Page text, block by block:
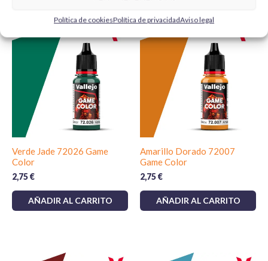
Política de cookiesPolítica de privacidadAviso legal
Productos relacionados
Verde Jade 72026 Game
Color
2,75€
AÑADIR AL CARRITO
Amarillo Dorado 72007
Game Color
2,75€
AÑADIR AL CARRITO